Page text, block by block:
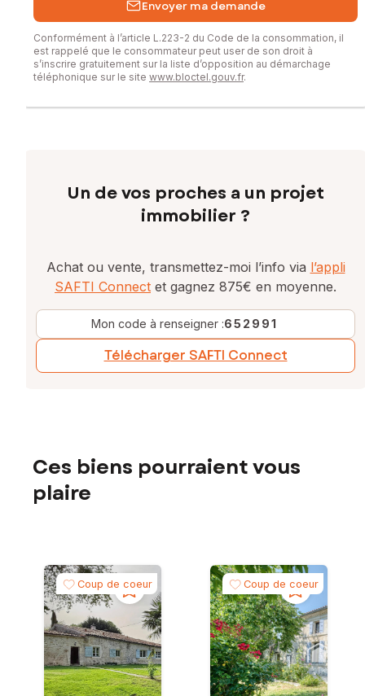
Envoyer ma demande
Conformément à l’article L.223-2 du Code de la consommation, il
est rappelé que le consommateur peut user de son droit à
s’inscrire gratuitement sur la liste d’opposition au démarchage
téléphonique sur le site www.bloctel.gouv.fr.
Un de vos proches a un projet
immobilier ?
Achat ou vente, transmettez-moi l’info via l’appli
SAFTI Connect et gagnez 875€ en moyenne.
Mon code à renseigner :652991
Télécharger SAFTI Connect
Ces biens pourraient vous
plaire
Coup de coeur Coup de coeur